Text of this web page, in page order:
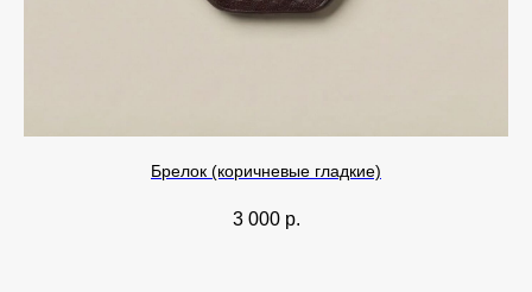
Брелок (коричневые гладкие)
3 000 р.